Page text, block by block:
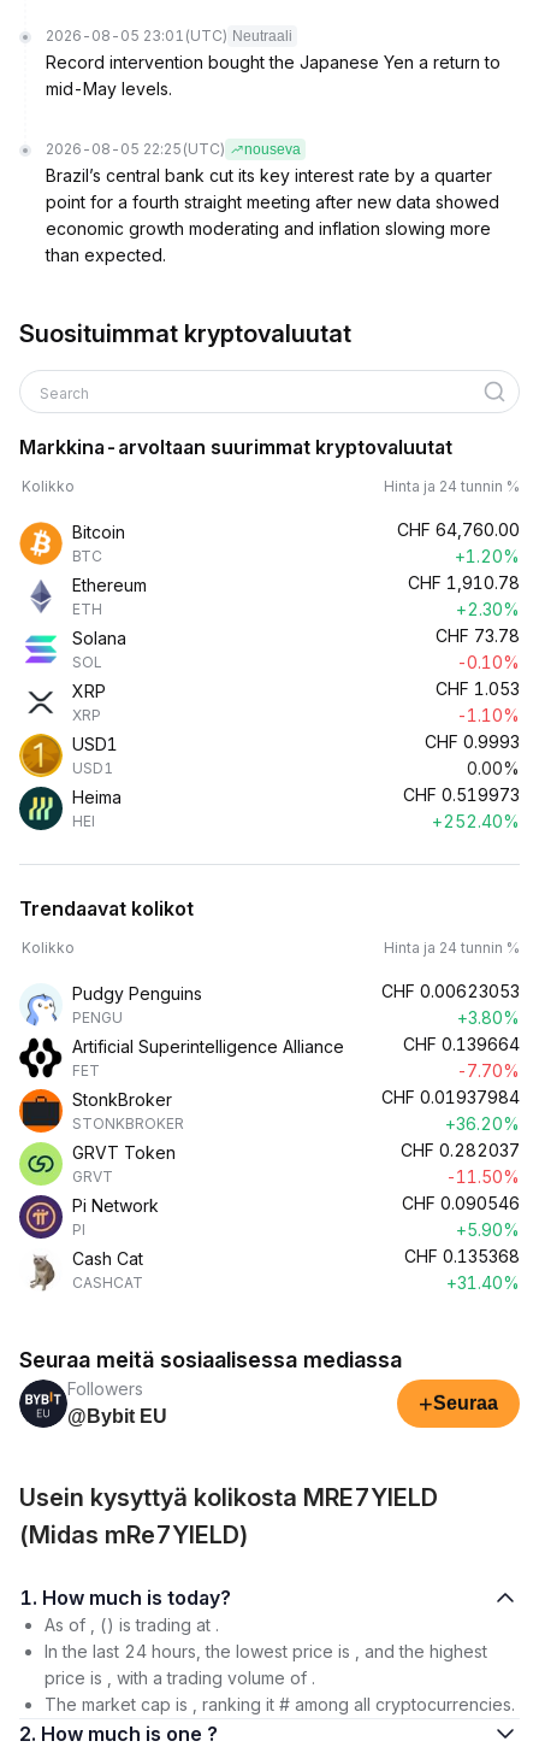
2026-08-05 23:01 (UTC) Neutraali
Record intervention bought the Japanese Yen a return to
mid-May levels.
2026-08-05 22:25 (UTC) nouseva
Brazil’s central bank cut its key interest rate by a quarter
point for a fourth straight meeting after new data showed
economic growth moderating and inflation slowing more
than expected.
Suosituimmat kryptovaluutat
Search
Markkina-arvoltaan suurimmat kryptovaluutat
Kolikko Hinta ja 24 tunnin %
Bitcoin
BTC
CHF 64,760.00
+1.20%
Ethereum
ETH
CHF 1,910.78
+2.30%
Solana
SOL
CHF 73.78
-0.10%
XRP
XRP
CHF 1.053
-1.10%
USD1
USD1
CHF 0.9993
0.00%
Heima
HEI
CHF 0.519973
+252.40%
Trendaavat kolikot
Kolikko Hinta ja 24 tunnin %
Pudgy Penguins
PENGU
CHF 0.00623053
+3.80%
Artificial Superintelligence Alliance
FET
CHF 0.139664
-7.70%
StonkBroker
STONKBROKER
CHF 0.01937984
+36.20%
GRVT Token
GRVT
CHF 0.282037
-11.50%
Pi Network
PI
CHF 0.090546
+5.90%
Cash Cat
CASHCAT
CHF 0.135368
+31.40%
Seuraa meitä sosiaalisessa mediassa
Followers
@Bybit EU
+Seuraa
Usein kysyttyä kolikosta MRE7YIELD
(Midas mRe7YIELD)
1. How much is today?
As of , () is trading at .
In the last 24 hours, the lowest price is , and the highest
price is , with a trading volume of .
The market cap is , ranking it # among all cryptocurrencies.
2. How much is one ?